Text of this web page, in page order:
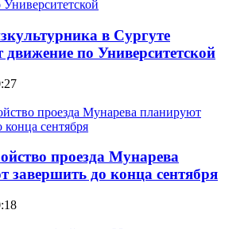
в Сургуте
движение по Университетской
проезда Мунарева
завершить до конца сентября